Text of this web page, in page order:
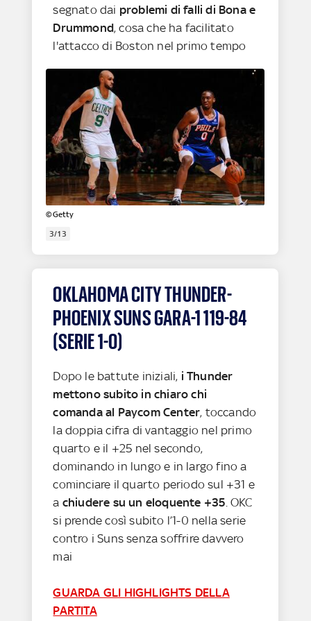
segnato dai problemi di falli di Bona e
Drummond, cosa che ha facilitato
l'attacco di Boston nel primo tempo
©Getty
3/13
OKLAHOMA CITY THUNDER-
PHOENIX SUNS GARA-1 119-84
(SERIE 1-0)
Dopo le battute iniziali, i Thunder
mettono subito in chiaro chi
comanda al Paycom Center, toccando
la doppia cifra di vantaggio nel primo
quarto e il +25 nel secondo,
dominando in lungo e in largo fino a
cominciare il quarto periodo sul +31 e
a chiudere su un eloquente +35 . OKC
si prende così subito l’1-0 nella serie
contro i Suns senza soffrire davvero
mai
GUARDA GLI HIGHLIGHTS DELLA
PARTITA